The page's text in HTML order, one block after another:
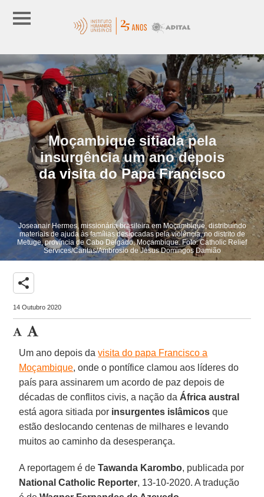
Moçambique sitiada pela
insurgência um ano depois
da visita do Papa Francisco
Joseanair Hermes, missionária brasileira em Moçambique, distribuindo
materiais de ajuda às famílias deslocadas pela violência, no distrito de
Metuge, província de Cabo Delgado, Moçambique. Foto: Catholic Relief
Services/Caritas/Ambrosio de Jesus Domingos Damião
share
14 Outubro 2020
Um ano depois davisita do papa Francisco a
Moçambique, onde o pontífice clamou aos líderes do
país para assinarem um acordo de paz depois de
décadas de conflitos civis, a nação da África austral
está agora sitiada por insurgentes islâmicos que
estão deslocando centenas de milhares e levando
muitos ao caminho da desesperança.
A reportagem é deTawanda Karombo, publicada por
National Catholic Reporter, 13-10-2020. A tradução